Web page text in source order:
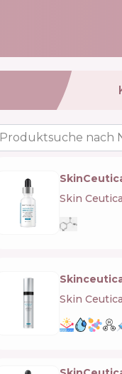
Produktsuche nach
Skin
Skin